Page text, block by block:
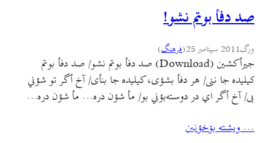
صد دفأ بوتم نشو!
ورگ2011 سپتامبر 25 (فرهنگ)
جیرأکشین (Download) صد دفأ بوتم نشو/ صد دفأ بوتم
کیلیده جا ننی/ هر دفأ بشؤی، کیلیده جا بنأی/ آخ أگر تو شؤني
بی/ آخ أگر اي در دوسته‌بؤني بو/ مأ شؤن دره… مأ شؤن دره…
رفتی کلید را جا گذاشتی/ آه…
… ويشته بۊخؤنين